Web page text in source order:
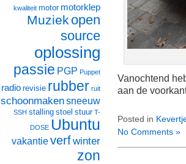
Vanochtend
aan de
Posted in
No Comments »
kwaliteit motor motorklep
Muziek open
source
oplossing
passie PGP Puppet
radio revisie rubber ruit
schoonmakensneeuw
SSH stalling stoel stuur T-
DOSE Ubuntu
vakantieverfwinter
zon